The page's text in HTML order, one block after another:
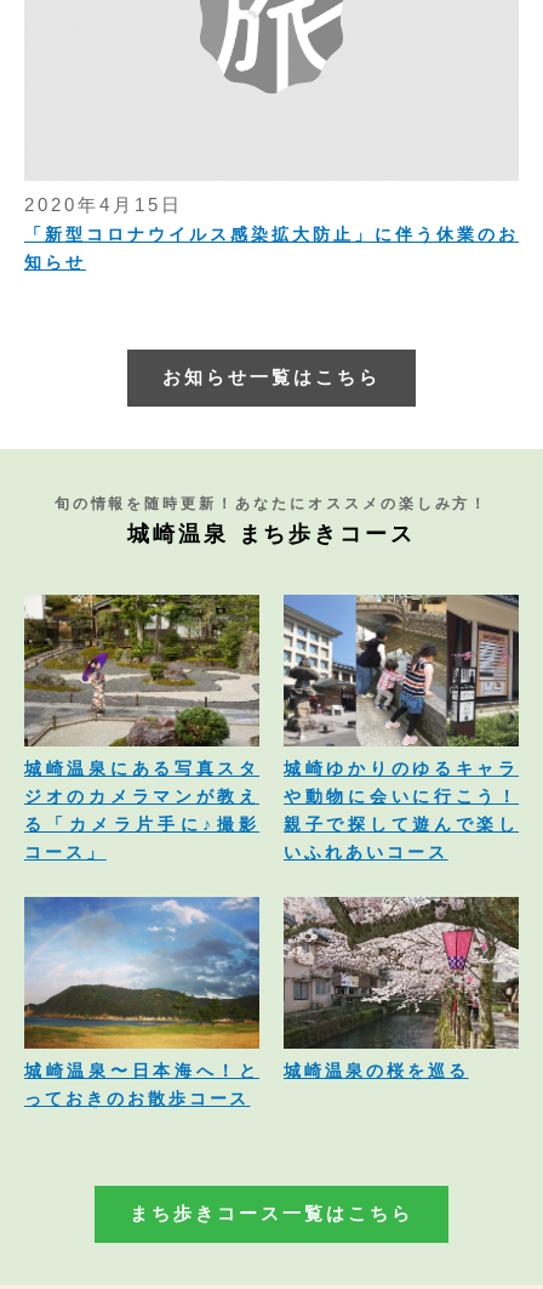
2020年4月15日
「新型コロナウイルス感染拡大防止」に伴う休業のお
知らせ
お知らせ一覧はこちら
旬の情報を随時更新！あなたにオススメの楽しみ方！
城崎温泉 まち歩きコース
城崎温泉にある写真スタ
ジオのカメラマンが教え
る「カメラ片手に♪撮影
コース」
城崎ゆかりのゆるキャラ
や動物に会いに行こう！
親子で探して遊んで楽し
いふれあいコース
城崎温泉〜日本海へ！と
っておきのお散歩コース
城崎温泉の桜を巡る
まち歩きコース一覧はこちら